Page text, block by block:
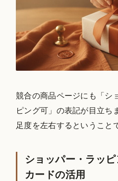
競合の商品ページにも「シ
ピング可」の表記が目立ち
足度を左右するということ
ショッパー・ラッ
カードの活用